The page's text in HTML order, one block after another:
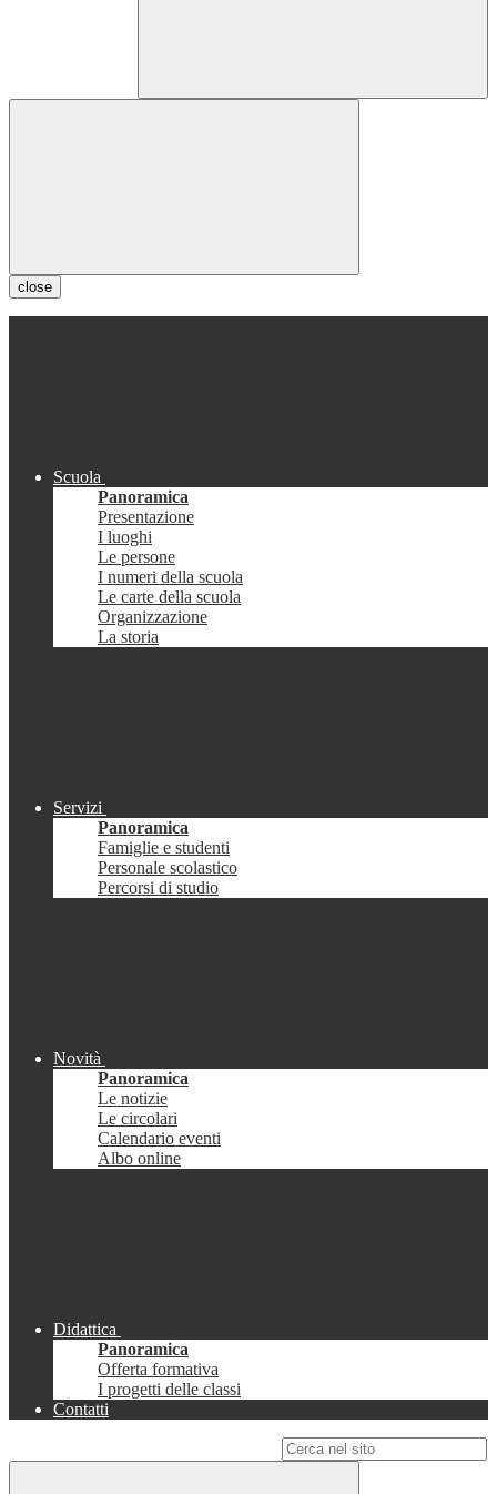
close
Scuola
Panoramica
Presentazione
I luoghi
Le persone
I numeri della scuola
Le carte della scuola
Organizzazione
La storia
Servizi
Panoramica
Famiglie e studenti
Personale scolastico
Percorsi di studio
Novità
Panoramica
Le notizie
Le circolari
Calendario eventi
Albo online
Didattica
Panoramica
Offerta formativa
I progetti delle classi
Contatti